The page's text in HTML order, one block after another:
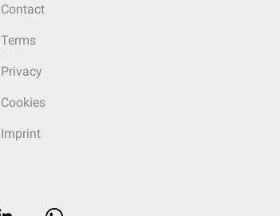
Contact
Terms
Privacy
Cookies
Imprint